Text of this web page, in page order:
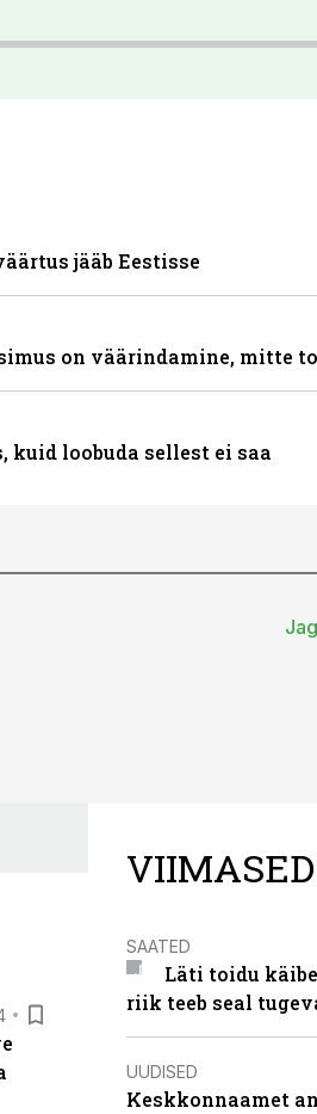
jääb Eestisse
on väärindamine, mitte
loobuda sellest ei saa
SAATED
Läti toidu
riik teeb seal
UUDISED
Keskkonnaamet